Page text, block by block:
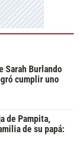
Sarah Burlando
cumplir uno
de Pampita,
de su papá: